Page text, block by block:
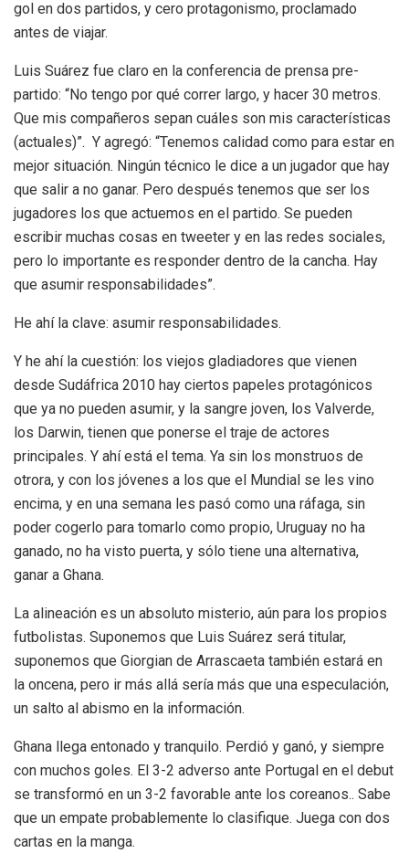
gol en dos partidos, y cero protagonismo, proclamado
antes de viajar.
Luis Suárez fue claro en la conferencia de prensa pre-
partido: “No tengo por qué correr largo, y hacer 30 metros.
Que mis compañeros sepan cuáles son mis características
(actuales)”. Y agregó: “Tenemos calidad como para estar en
mejor situación. Ningún técnico le dice a un jugador que hay
que salir a no ganar. Pero después tenemos que ser los
jugadores los que actuemos en el partido. Se pueden
escribir muchas cosas en tweeter y en las redes sociales,
pero lo importante es responder dentro de la cancha. Hay
que asumir responsabilidades”.
He ahí la clave: asumir responsabilidades.
Y he ahí la cuestión: los viejos gladiadores que vienen
desde Sudáfrica 2010 hay ciertos papeles protagónicos
que ya no pueden asumir, y la sangre joven, los Valverde,
los Darwin, tienen que ponerse el traje de actores
principales. Y ahí está el tema. Ya sin los monstruos de
otrora, y con los jóvenes a los que el Mundial se les vino
encima, y en una semana les pasó como una ráfaga, sin
poder cogerlo para tomarlo como propio, Uruguay no ha
ganado, no ha visto puerta, y sólo tiene una alternativa,
ganar a Ghana.
La alineación es un absoluto misterio, aún para los propios
futbolistas. Suponemos que Luis Suárez será titular,
suponemos que Giorgian de Arrascaeta también estará en
la oncena, pero ir más allá sería más que una especulación,
un salto al abismo en la información.
Ghana llega entonado y tranquilo. Perdió y ganó, y siempre
con muchos goles. El 3-2 adverso ante Portugal en el debut
se transformó en un 3-2 favorable ante los coreanos.. Sabe
que un empate probablemente lo clasifique. Juega con dos
cartas en la manga.